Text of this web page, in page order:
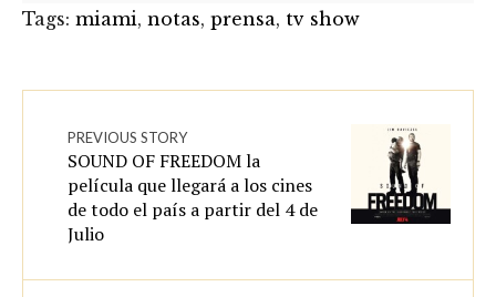
Tags: miami, notas, prensa, tv show
PREVIOUS STORY
SOUND OF FREEDOM la
película que llegará a los cines
de todo el país a partir del 4 de
Julio